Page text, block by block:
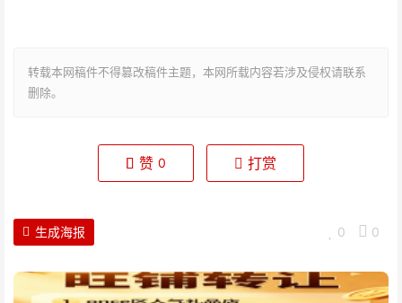
转载本网稿件不得篡改稿件主题，本网所载内容若涉及侵权请联系
删除。
赞 0 打赏
0 0
生成海报